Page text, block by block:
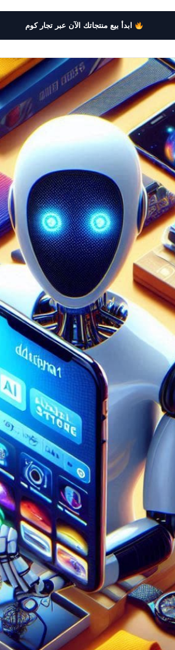
ابدأ بيع منتجاتك الآن عبر تجار كوم